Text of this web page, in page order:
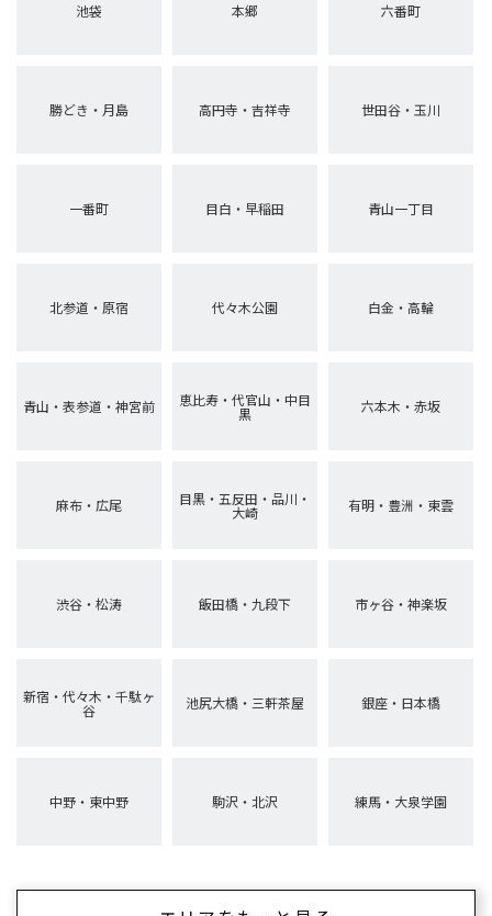
池袋 本郷 六番町
勝どき・月島 高円寺・吉祥寺 世田谷・玉川
一番町 目白・早稲田 青山一丁目
北参道・原宿 代々木公園 白金・高輪
青山・表参道・神宮前 恵比寿・代官山・中目
黒 六本木・赤坂
麻布・広尾 目黒・五反田・品川・
大崎 有明・豊洲・東雲
渋谷・松涛 飯田橋・九段下 市ヶ谷・神楽坂
新宿・代々木・千駄ヶ
谷 池尻大橋・三軒茶屋 銀座・日本橋
中野・東中野 駒沢・北沢 練馬・大泉学園